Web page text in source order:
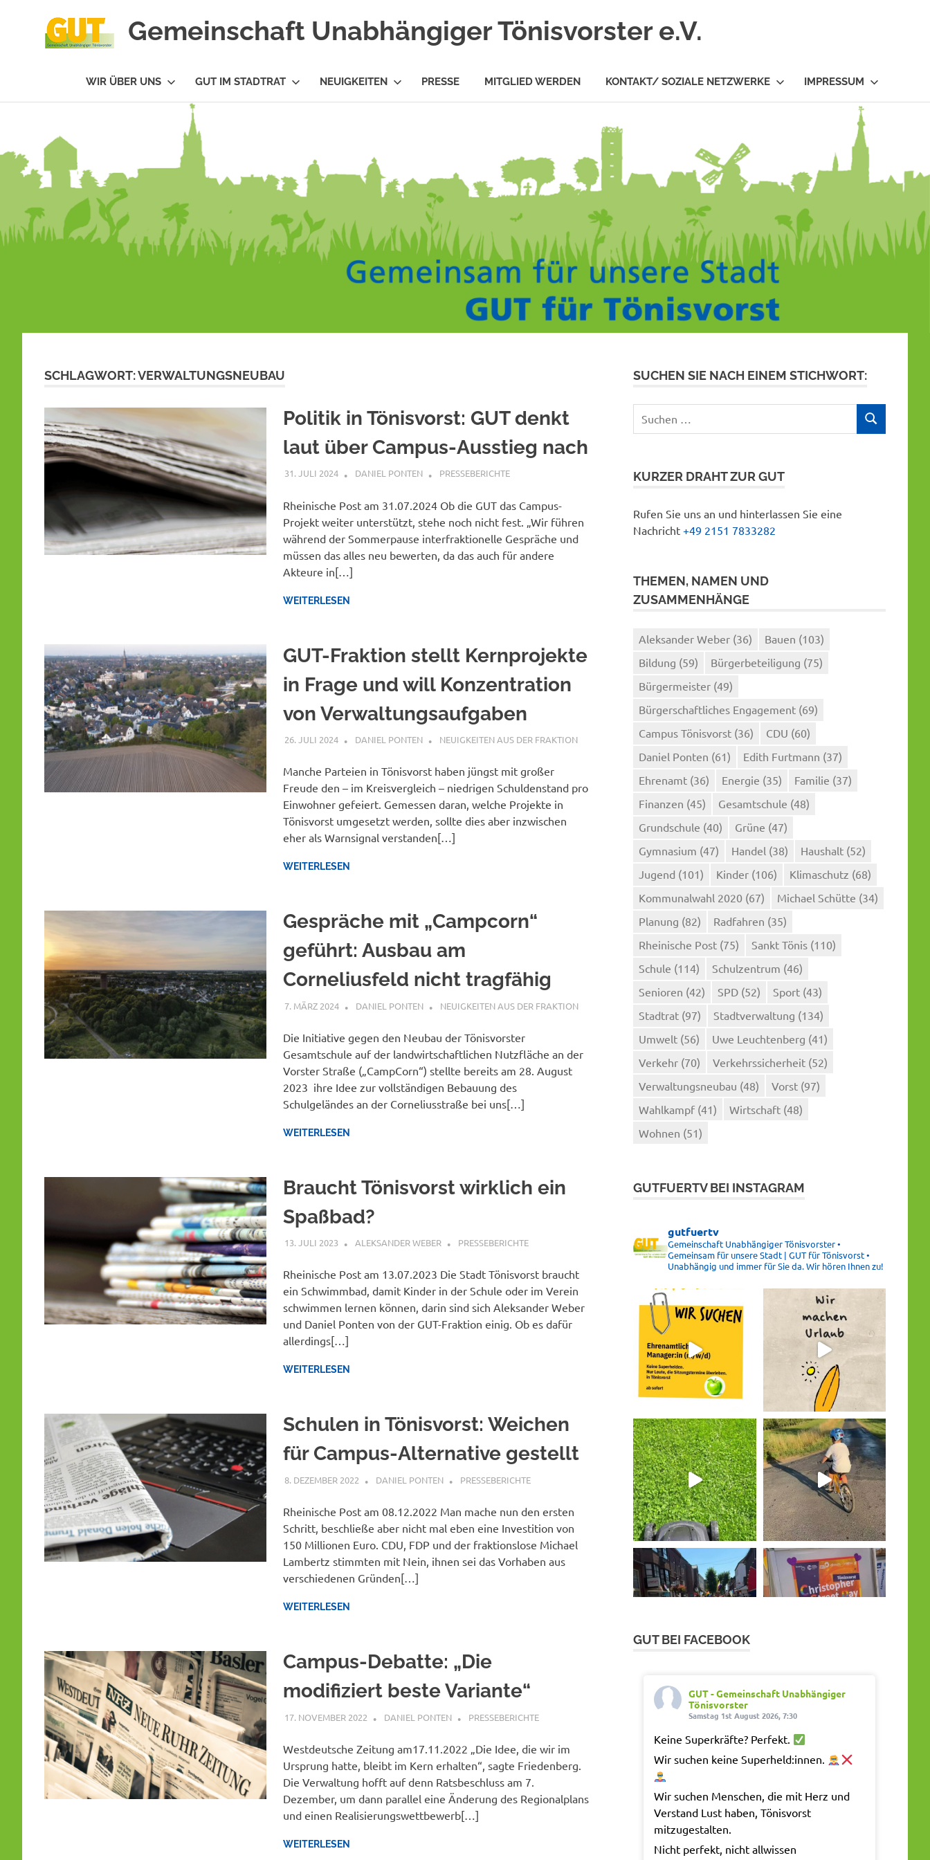
Gemeinschaft Unabhängiger Tönisvorster e.V.
WIR ÜBER UNS GUT IM STADTRAT NEUIGKEITEN PRESSE MITGLIED WERDEN KONTAKT/ SOZIALE NETZWERKE IMPRESSUM
SCHLAGWORT:VERWALTUNGSNEUBAU
Politik in Tönisvorst: GUT denkt
laut über Campus-Ausstieg nach
31. JULI 2024 DANIEL PONTEN PRESSEBERICHTE
Rheinische Post am 31.07.2024 Ob die GUT das Campus-
Projekt weiter unterstützt, stehe noch nicht fest. „Wir führen
während der Sommerpause interfraktionelle Gespräche und
müssen das alles neu bewerten, da das auch für andere
Akteure in[…]
WEITERLESEN
GUT-Fraktion stellt Kernprojekte
in Frage und will Konzentration
von Verwaltungsaufgaben
26. JULI 2024 DANIEL PONTEN NEUIGKEITEN AUS DER FRAKTION
Manche Parteien in Tönisvorst haben jüngst mit großer
Freude den – im Kreisvergleich – niedrigen Schuldenstand pro
Einwohner gefeiert. Gemessen daran, welche Projekte in
Tönisvorst umgesetzt werden, sollte dies aber inzwischen
eher als Warnsignal verstanden[…]
WEITERLESEN
Gespräche mit „Campcorn“
geführt: Ausbau am
Corneliusfeld nicht tragfähig
7. MÄRZ 2024 DANIEL PONTEN NEUIGKEITEN AUS DER FRAKTION
Die Initiative gegen den Neubau der Tönisvorster
Gesamtschule auf der landwirtschaftlichen Nutzfläche an der
Vorster Straße („CampCorn“) stellte bereits am 28. August
2023 ihre Idee zur vollständigen Bebauung des
Schulgeländes an der Corneliusstraße bei uns[…]
WEITERLESEN
Braucht Tönisvorst wirklich ein
Spaßbad?
13. JULI 2023 ALEKSANDER WEBER PRESSEBERICHTE
Rheinische Post am 13.07.2023 Die Stadt Tönisvorst braucht
ein Schwimmbad, damit Kinder in der Schule oder im Verein
schwimmen lernen können, darin sind sich Aleksander Weber
und Daniel Ponten von der GUT-Fraktion einig. Ob es dafür
allerdings[…]
WEITERLESEN
Schulen in Tönisvorst: Weichen
für Campus-Alternative gestellt
8. DEZEMBER 2022 DANIEL PONTEN PRESSEBERICHTE
Rheinische Post am 08.12.2022 Man mache nun den ersten
Schritt, beschließe aber nicht mal eben eine Investition von
150 Millionen Euro. CDU, FDP und der fraktionslose Michael
Lambertz stimmten mit Nein, ihnen sei das Vorhaben aus
verschiedenen Gründen[…]
WEITERLESEN
Campus-Debatte: „Die
modifiziert beste Variante“
17. NOVEMBER 2022 DANIEL PONTEN PRESSEBERICHTE
Westdeutsche Zeitung am17.11.2022 „Die Idee, die wir im
Ursprung hatte, bleibt im Kern erhalten“, sagte Friedenberg.
Die Verwaltung hofft auf denn Ratsbeschluss am 7.
Dezember, um dann parallel eine Änderung des Regionalplans
und einen Realisierungswettbewerb[…]
WEITERLESEN
SUCHEN SIE NACH EINEM STICHWORT:
nach:
SUCHEN
KURZER DRAHT ZUR GUT
Rufen Sie uns an und hinterlassen Sie eine
Nachricht+49 2151 7833282
THEMEN, NAMEN UND
ZUSAMMENHÄNGE
Aleksander Weber (36) Bauen (103)
Bildung (59) Bürgerbeteiligung (75)
Bürgermeister (49)
Bürgerschaftliches Engagement (69)
Campus Tönisvorst (36) CDU (60)
Daniel Ponten (61) Edith Furtmann (37)
Ehrenamt (36) Energie (35) Familie (37)
Finanzen (45) Gesamtschule (48)
Grundschule (40) Grüne (47)
Gymnasium (47) Handel (38) Haushalt (52)
Jugend (101) Kinder (106) Klimaschutz (68)
Kommunalwahl 2020 (67) Michael Schütte (34)
Planung (82) Radfahren (35)
Rheinische Post (75) Sankt Tönis (110)
Schule (114) Schulzentrum (46)
Senioren (42) SPD (52) Sport (43)
Stadtrat (97) Stadtverwaltung (134)
Umwelt (56) Uwe Leuchtenberg (41)
Verkehr (70) Verkehrssicherheit (52)
Verwaltungsneubau (48) Vorst (97)
Wahlkampf (41) Wirtschaft (48)
Wohnen (51)
GUTFUERTV BEI INSTAGRAM
gutfuertv
Gemeinschaft Unabhängiger Tönisvorster •
Gemeinsam für unsere Stadt | GUT für Tönisvorst •
Unabhängig und immer für Sie da. Wir hören Ihnen zu!
GUT BEI FACEBOOK
GUT - Gemeinschaft Unabhängiger
Tönisvorster
Samstag 1st August 2026, 7:30
Keine Superkräfte? Perfekt.
Wir suchen keine Superheld:innen.
Wir suchen Menschen, die mit Herz und
Verstand Lust haben, Tönisvorst
mitzugestalten.
Nicht perfekt, nicht allwissen